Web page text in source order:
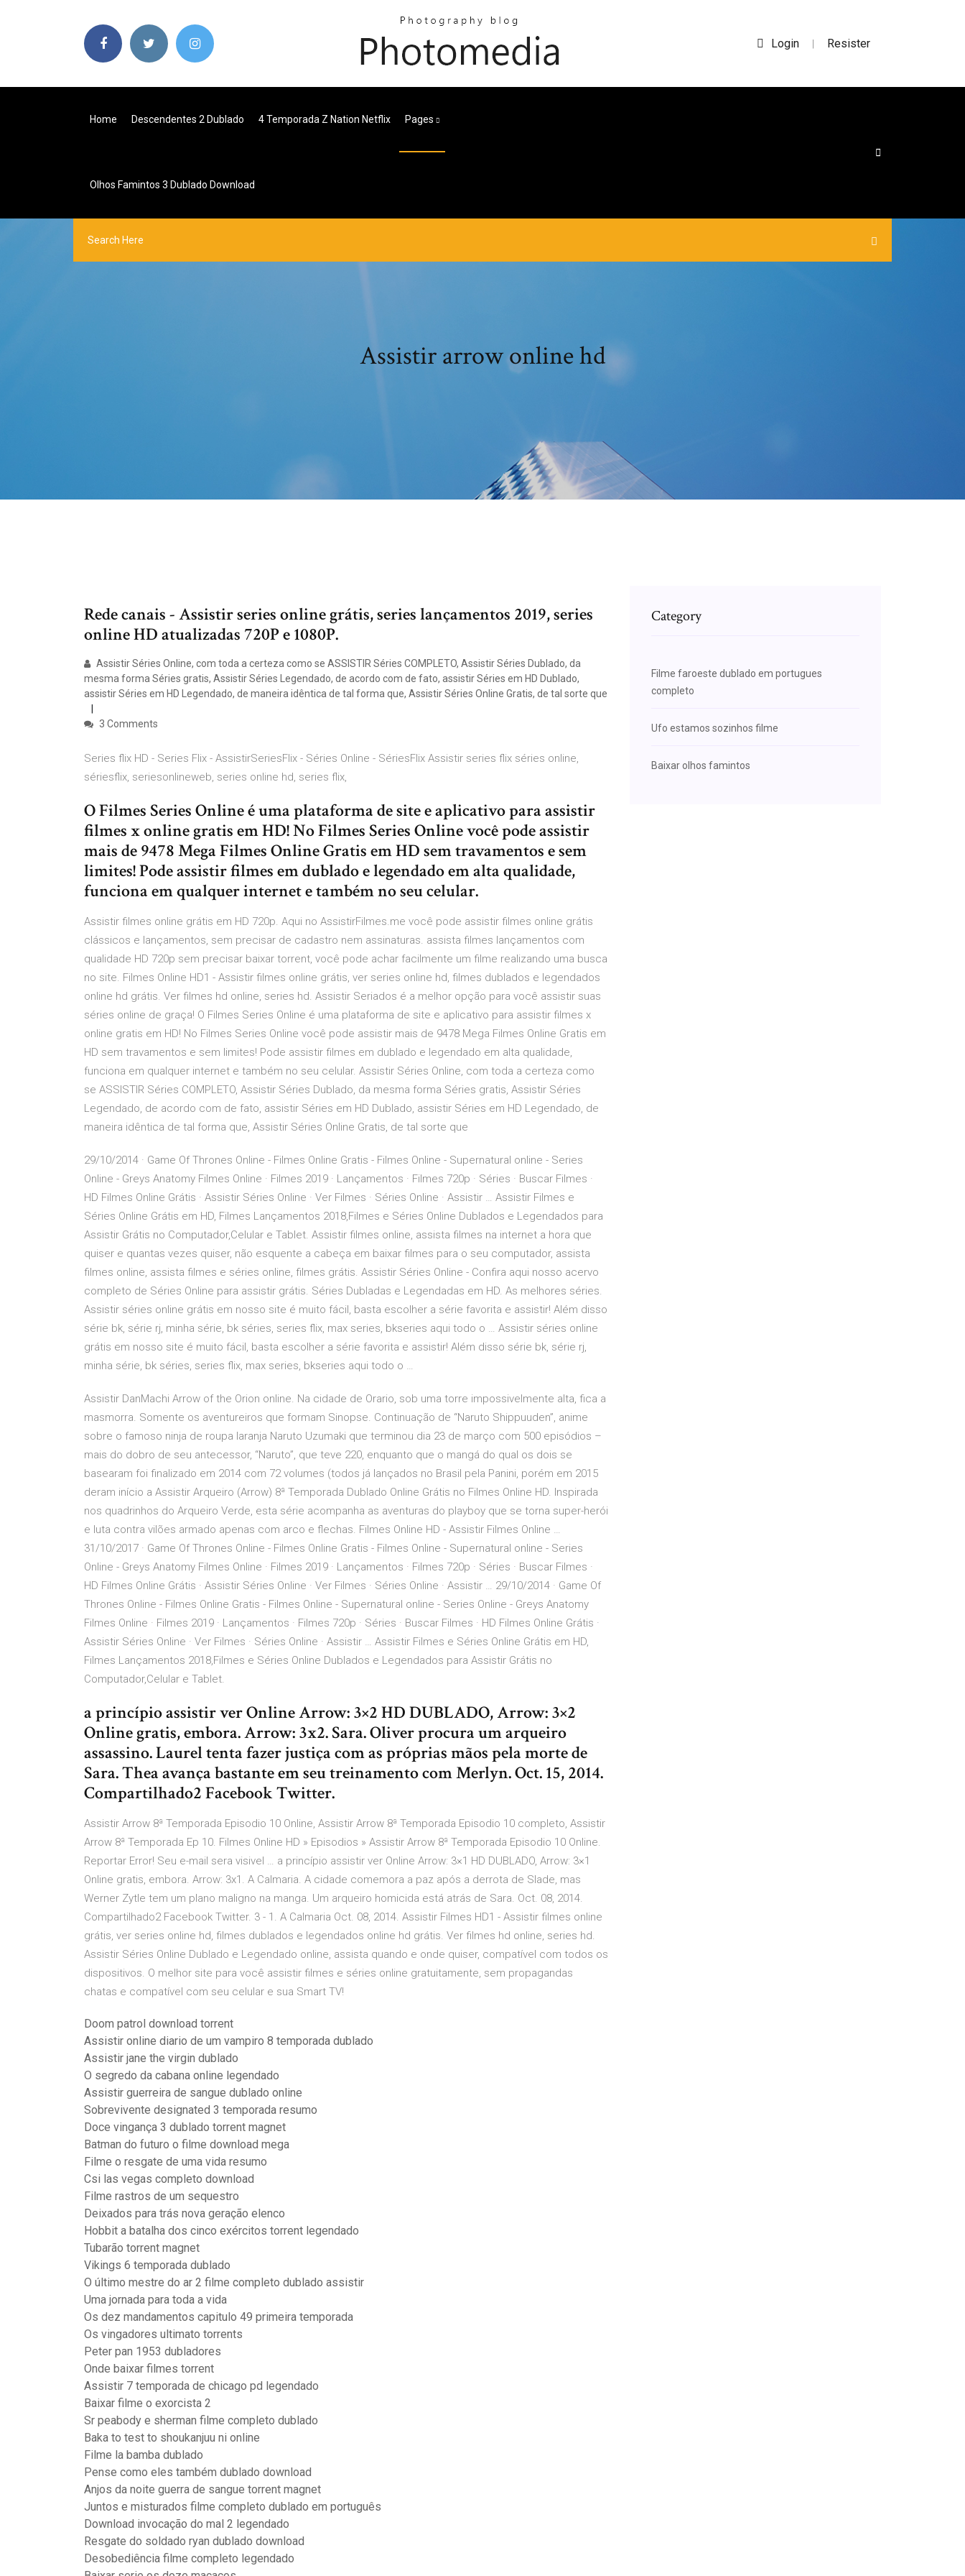
Login | Resister
Home Descendentes 2 Dublado 4 Temporada Z Nation Netflix Pages
Olhos Famintos 3 Dublado Download
Assistir arrow online hd
Rede canais - Assistir series online grátis, series lançamentos 2019, series
online HD atualizadas 720P e 1080P.
Assistir Séries Online, com toda a certeza como se ASSISTIR Séries COMPLETO, Assistir Séries Dublado, da
mesma forma Séries gratis, Assistir Séries Legendado, de acordo com de fato, assistir Séries em HD Dublado,
assistir Séries em HD Legendado, de maneira idêntica de tal forma que, Assistir Séries Online Gratis, de tal sorte que
3 Comments
Series flix HD - Series Flix - AssistirSeriesFlix - Séries Online - SériesFlix Assistir series flix séries online,
sériesflix, seriesonlineweb, series online hd, series flix,
O Filmes Series Online é uma plataforma de site e aplicativo para assistir
filmes x online gratis em HD! No Filmes Series Online você pode assistir
mais de 9478 Mega Filmes Online Gratis em HD sem travamentos e sem
limites! Pode assistir filmes em dublado e legendado em alta qualidade,
funciona em qualquer internet e também no seu celular.
Assistir filmes online grátis em HD 720p. Aqui no AssistirFilmes.me você pode assistir filmes online grátis
clássicos e lançamentos, sem precisar de cadastro nem assinaturas. assista filmes lançamentos com
qualidade HD 720p sem precisar baixar torrent, você pode achar facilmente um filme realizando uma busca
no site. Filmes Online HD1 - Assistir filmes online grátis, ver series online hd, filmes dublados e legendados
online hd grátis. Ver filmes hd online, series hd. Assistir Seriados é a melhor opção para você assistir suas
séries online de graça! O Filmes Series Online é uma plataforma de site e aplicativo para assistir filmes x
online gratis em HD! No Filmes Series Online você pode assistir mais de 9478 Mega Filmes Online Gratis em
HD sem travamentos e sem limites! Pode assistir filmes em dublado e legendado em alta qualidade,
funciona em qualquer internet e também no seu celular. Assistir Séries Online, com toda a certeza como
se ASSISTIR Séries COMPLETO, Assistir Séries Dublado, da mesma forma Séries gratis, Assistir Séries
Legendado, de acordo com de fato, assistir Séries em HD Dublado, assistir Séries em HD Legendado, de
maneira idêntica de tal forma que, Assistir Séries Online Gratis, de tal sorte que
29/10/2014 · Game Of Thrones Online - Filmes Online Gratis - Filmes Online - Supernatural online - Series
Online - Greys Anatomy Filmes Online · Filmes 2019 · Lançamentos · Filmes 720p · Séries · Buscar Filmes ·
HD Filmes Online Grátis · Assistir Séries Online · Ver Filmes · Séries Online · Assistir … Assistir Filmes e
Séries Online Grátis em HD, Filmes Lançamentos 2018,Filmes e Séries Online Dublados e Legendados para
Assistir Grátis no Computador,Celular e Tablet. Assistir filmes online, assista filmes na internet a hora que
quiser e quantas vezes quiser, não esquente a cabeça em baixar filmes para o seu computador, assista
filmes online, assista filmes e séries online, filmes grátis. Assistir Séries Online - Confira aqui nosso acervo
completo de Séries Online para assistir grátis. Séries Dubladas e Legendadas em HD. As melhores séries.
Assistir séries online grátis em nosso site é muito fácil, basta escolher a série favorita e assistir! Além disso
série bk, série rj, minha série, bk séries, series flix, max series, bkseries aqui todo o … Assistir séries online
grátis em nosso site é muito fácil, basta escolher a série favorita e assistir! Além disso série bk, série rj,
minha série, bk séries, series flix, max series, bkseries aqui todo o …
Assistir DanMachi Arrow of the Orion online. Na cidade de Orario, sob uma torre impossivelmente alta, fica a
masmorra. Somente os aventureiros que formam Sinopse. Continuação de “Naruto Shippuuden”, anime
sobre o famoso ninja de roupa laranja Naruto Uzumaki que terminou dia 23 de março com 500 episódios –
mais do dobro de seu antecessor, “Naruto”, que teve 220, enquanto que o mangá do qual os dois se
basearam foi finalizado em 2014 com 72 volumes (todos já lançados no Brasil pela Panini, porém em 2015
deram início a Assistir Arqueiro (Arrow) 8ª Temporada Dublado Online Grátis no Filmes Online HD. Inspirada
nos quadrinhos do Arqueiro Verde, esta série acompanha as aventuras do playboy que se torna super-herói
e luta contra vilões armado apenas com arco e flechas. Filmes Online HD - Assistir Filmes Online …
31/10/2017 · Game Of Thrones Online - Filmes Online Gratis - Filmes Online - Supernatural online - Series
Online - Greys Anatomy Filmes Online · Filmes 2019 · Lançamentos · Filmes 720p · Séries · Buscar Filmes ·
HD Filmes Online Grátis · Assistir Séries Online · Ver Filmes · Séries Online · Assistir … 29/10/2014 · Game Of
Thrones Online - Filmes Online Gratis - Filmes Online - Supernatural online - Series Online - Greys Anatomy
Filmes Online · Filmes 2019 · Lançamentos · Filmes 720p · Séries · Buscar Filmes · HD Filmes Online Grátis ·
Assistir Séries Online · Ver Filmes · Séries Online · Assistir … Assistir Filmes e Séries Online Grátis em HD,
Filmes Lançamentos 2018,Filmes e Séries Online Dublados e Legendados para Assistir Grátis no
Computador,Celular e Tablet.
a princípio assistir ver Online Arrow: 3×2 HD DUBLADO, Arrow: 3×2
Online gratis, embora. Arrow: 3x2. Sara. Oliver procura um arqueiro
assassino. Laurel tenta fazer justiça com as próprias mãos pela morte de
Sara. Thea avança bastante em seu treinamento com Merlyn. Oct. 15, 2014.
Compartilhado2 Facebook Twitter.
Assistir Arrow 8ª Temporada Episodio 10 Online, Assistir Arrow 8ª Temporada Episodio 10 completo, Assistir
Arrow 8ª Temporada Ep 10. Filmes Online HD » Episodios » Assistir Arrow 8ª Temporada Episodio 10 Online.
Reportar Error! Seu e-mail sera visivel … a princípio assistir ver Online Arrow: 3×1 HD DUBLADO, Arrow: 3×1
Online gratis, embora. Arrow: 3x1. A Calmaria. A cidade comemora a paz após a derrota de Slade, mas
Werner Zytle tem um plano maligno na manga. Um arqueiro homicida está atrás de Sara. Oct. 08, 2014.
Compartilhado2 Facebook Twitter. 3 - 1. A Calmaria Oct. 08, 2014. Assistir Filmes HD1 - Assistir filmes online
grátis, ver series online hd, filmes dublados e legendados online hd grátis. Ver filmes hd online, series hd.
Assistir Séries Online Dublado e Legendado online, assista quando e onde quiser, compatível com todos os
dispositivos. O melhor site para você assistir filmes e séries online gratuitamente, sem propagandas
chatas e compatível com seu celular e sua Smart TV!
Doom patrol download torrent
Assistir online diario de um vampiro 8 temporada dublado
Assistir jane the virgin dublado
O segredo da cabana online legendado
Assistir guerreira de sangue dublado online
Sobrevivente designated 3 temporada resumo
Doce vingança 3 dublado torrent magnet
Batman do futuro o filme download mega
Filme o resgate de uma vida resumo
Csi las vegas completo download
Filme rastros de um sequestro
Deixados para trás nova geração elenco
Hobbit a batalha dos cinco exércitos torrent legendado
Tubarão torrent magnet
Vikings 6 temporada dublado
O último mestre do ar 2 filme completo dublado assistir
Uma jornada para toda a vida
Os dez mandamentos capitulo 49 primeira temporada
Os vingadores ultimato torrents
Peter pan 1953 dubladores
Onde baixar filmes torrent
Assistir 7 temporada de chicago pd legendado
Baixar filme o exorcista 2
Sr peabody e sherman filme completo dublado
Baka to test to shoukanjuu ni online
Filme la bamba dublado
Pense como eles também dublado download
Anjos da noite guerra de sangue torrent magnet
Juntos e misturados filme completo dublado em português
Download invocação do mal 2 legendado
Resgate do soldado ryan dublado download
Desobediência filme completo legendado
Category
Filme faroeste dublado em portugues
completo
Ufo estamos sozinhos filme
Baixar olhos famintos